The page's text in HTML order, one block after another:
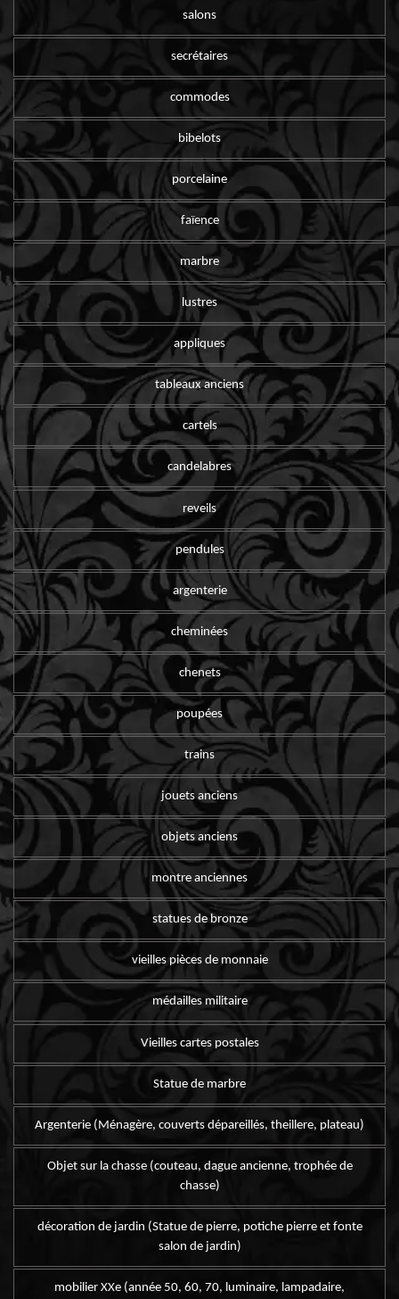
salons
secrétaires
commodes
bibelots
porcelaine
faïence
marbre
lustres
appliques
tableaux anciens
cartels
candelabres
reveils
pendules
argenterie
cheminées
chenets
poupées
trains
jouets anciens
objets anciens
montre anciennes
statues de bronze
vieilles pièces de monnaie
médailles militaire
Vieilles cartes postales
Statue de marbre
Argenterie (Ménagère, couverts dépareillés, theillere, plateau)
Objet sur la chasse (couteau, dague ancienne, trophée de
chasse)
décoration de jardin (Statue de pierre, potiche pierre et fonte
salon de jardin)
mobilier XXe (année 50, 60, 70, luminaire, lampadaire,